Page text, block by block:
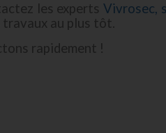
les experts Vivrosec,
au plus tôt.
rapidement !